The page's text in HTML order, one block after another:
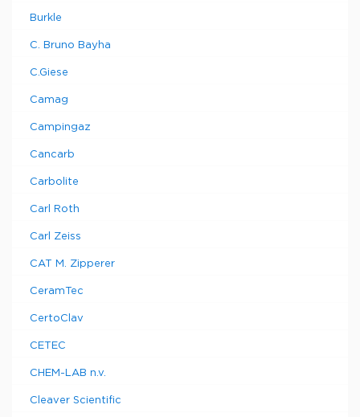
Burkle
C. Bruno Bayha
C.Giese
Camag
Campingaz
Cancarb
Carbolite
Carl Roth
Carl Zeiss
CAT M. Zipperer
CeramTec
CertoClav
CETEC
CHEM-LAB n.v.
Cleaver Scientific